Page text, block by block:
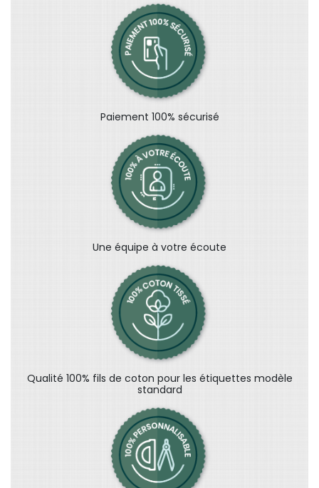
Paiement 100% sécurisé
Une équipe à votre écoute
Qualité 100% fils de coton pour les étiquettes modèle
standard